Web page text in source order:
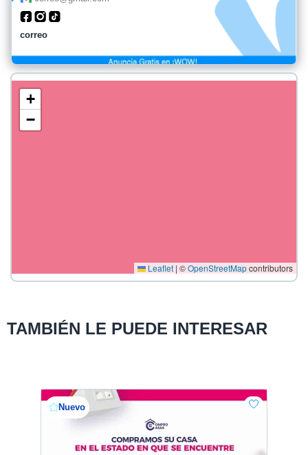
correo
+
−
Leaflet | ©OpenStreetMapcontributors
TAMBIÉN LE PUEDE INTERESAR
Nuevo